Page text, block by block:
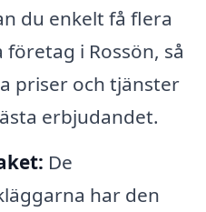
du enkelt få flera
i Rossön, så
priser och tjänster
erbjudandet.
De
har den